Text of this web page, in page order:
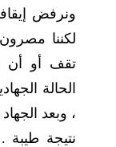
ونرفض
لكننا
تقف أو أن
الحالة
، وبعد
نتيجة طيبة